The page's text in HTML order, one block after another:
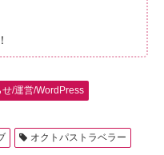
せ/運営/WordPress
オクトパストラベラー